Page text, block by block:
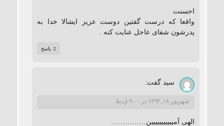
احسنت
واقعا که درست گفتین دوست عزیز ایشالا خدا به
پدرشون شفای عاجل عنایت کنه .
پاسخ
سید گفت:
شهریور ۱۸, ۱۳۹۴ در ۹:۰۰ ق٫ظ
الهی آمییییییییییین……………